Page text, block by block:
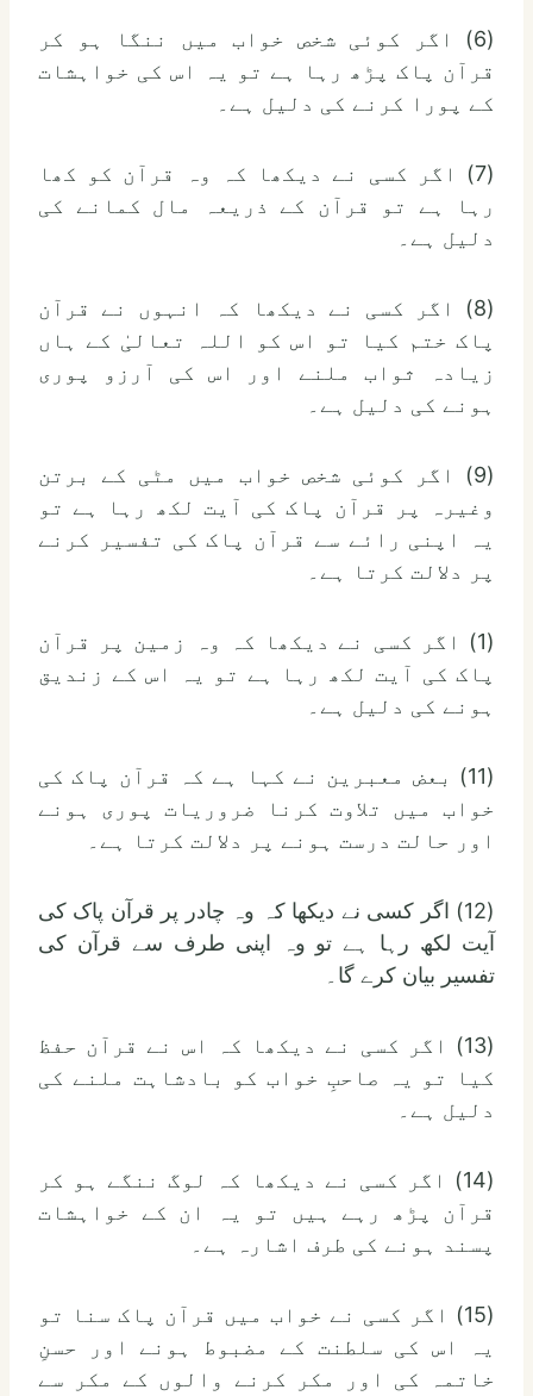
(6) اگر کوئی شخص خواب میں ننگا ہو کر
قرآن پاک پڑھ رہا ہے تو یہ اس کی خواہشات
کے پورا کرنے کی دلیل ہے۔
(7) اگر کسی نے دیکھا کہ وہ قرآن کو کھا
رہا ہے تو قرآن کے ذریعہ مال کمانے کی
دلیل ہے۔
(8) اگر کسی نے دیکھا کہ انہوں نے قرآن
پاک ختم کیا تو اس کو اللہ تعالیٰ کے ہاں
زیادہ ثواب ملنے اور اس کی آرزو پوری
ہونے کی دلیل ہے۔
(9) اگر کوئی شخص خواب میں مٹی کے برتن
وغیرہ پر قرآن پاک کی آیت لکھ رہا ہے تو
یہ اپنی رائے سے قرآن پاک کی تفسیر کرنے
پر دلالت کرتا ہے۔
(1) اگر کسی نے دیکھا کہ وہ زمین پر قرآن
پاک کی آیت لکھ رہا ہے تو یہ اس کے زندیق
ہونے کی دلیل ہے۔
(11) بعض معبرین نے کہا ہے کہ قرآن پاک کی
خواب میں تلاوت کرنا ضروریات پوری ہونے
اور حالت درست ہونے پر دلالت کرتا ہے۔
(12) اگر کسی نے دیکھا کہ وہ چادر پر قرآن پاک کی
آیت لکھ رہا ہے تو وہ اپنی طرف سے قرآن کی
تفسیر بیان کرے گا۔
(13) اگر کسی نے دیکھا کہ اس نے قرآن حفظ
کیا تو یہ صاحبِ خواب کو بادشاہت ملنے کی
دلیل ہے۔
(14) اگر کسی نے دیکھا کہ لوگ ننگے ہو کر
قرآن پڑھ رہے ہیں تو یہ ان کے خواہشات
پسند ہونے کی طرف اشارہ ہے۔
(15) اگر کسی نے خواب میں قرآن پاک سنا تو
یہ اس کی سلطنت کے مضبوط ہونے اور حسنِ
خاتمہ کی اور مکر کرنے والوں کے مکر سے